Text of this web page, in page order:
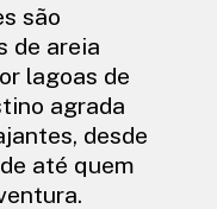
são
de areia
lagoas de
agrada
desde
até quem